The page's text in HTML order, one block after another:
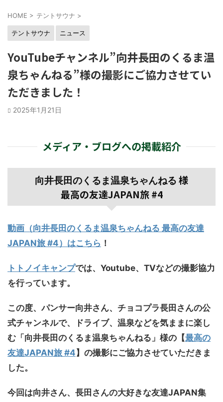
HOME > テントサウナ >
テントサウナ ニュース
YouTubeチャンネル”向井長田のくるま温
泉ちゃんねる”様の撮影にご協力させてい
ただきました！
2025年1月21日
メディア・ブログへの掲載紹介
向井長田のくるま温泉ちゃんねる 様
最高の友達JAPAN旅 #4
動画（向井長田のくるま温泉ちゃんねる 最高の友達
JAPAN旅 #4）はこちら ！
トトノイキャンプでは、Youtube、TVなどの撮影協力
を行っています。
この度、パンサー向井さん、チョコプラ長田さんの公
式チャンネルで、ドライブ、温泉などを気ままに楽し
む「向井長田のくるま温泉ちゃんねる」様の【最高の
友達JAPAN旅 #4 】の撮影にご協力させていただきま
した。
今回は向井さん、長田さんの大好きな友達JAPAN集